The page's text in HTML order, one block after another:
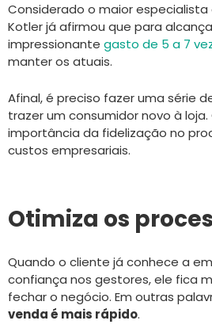
Considerado o maior especialista
Kotler já afirmou que para
impressionante gasto de 5 a 7
manter os atuais.
Afinal, é preciso fazer uma série
trazer um consumidor novo à
importância da fidelização no
custos empresariais.
Otimiza os
Quando o cliente já conhece a
confiança nos gestores, ele fica
fechar o negócio. Em outras
venda é mais rápido.